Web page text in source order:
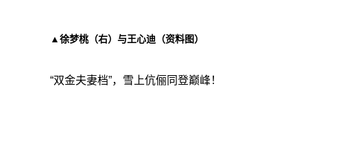
▲徐梦桃（右）与王心迪（资料图）
“双金夫妻档”，雪上伉俪同登巅峰！